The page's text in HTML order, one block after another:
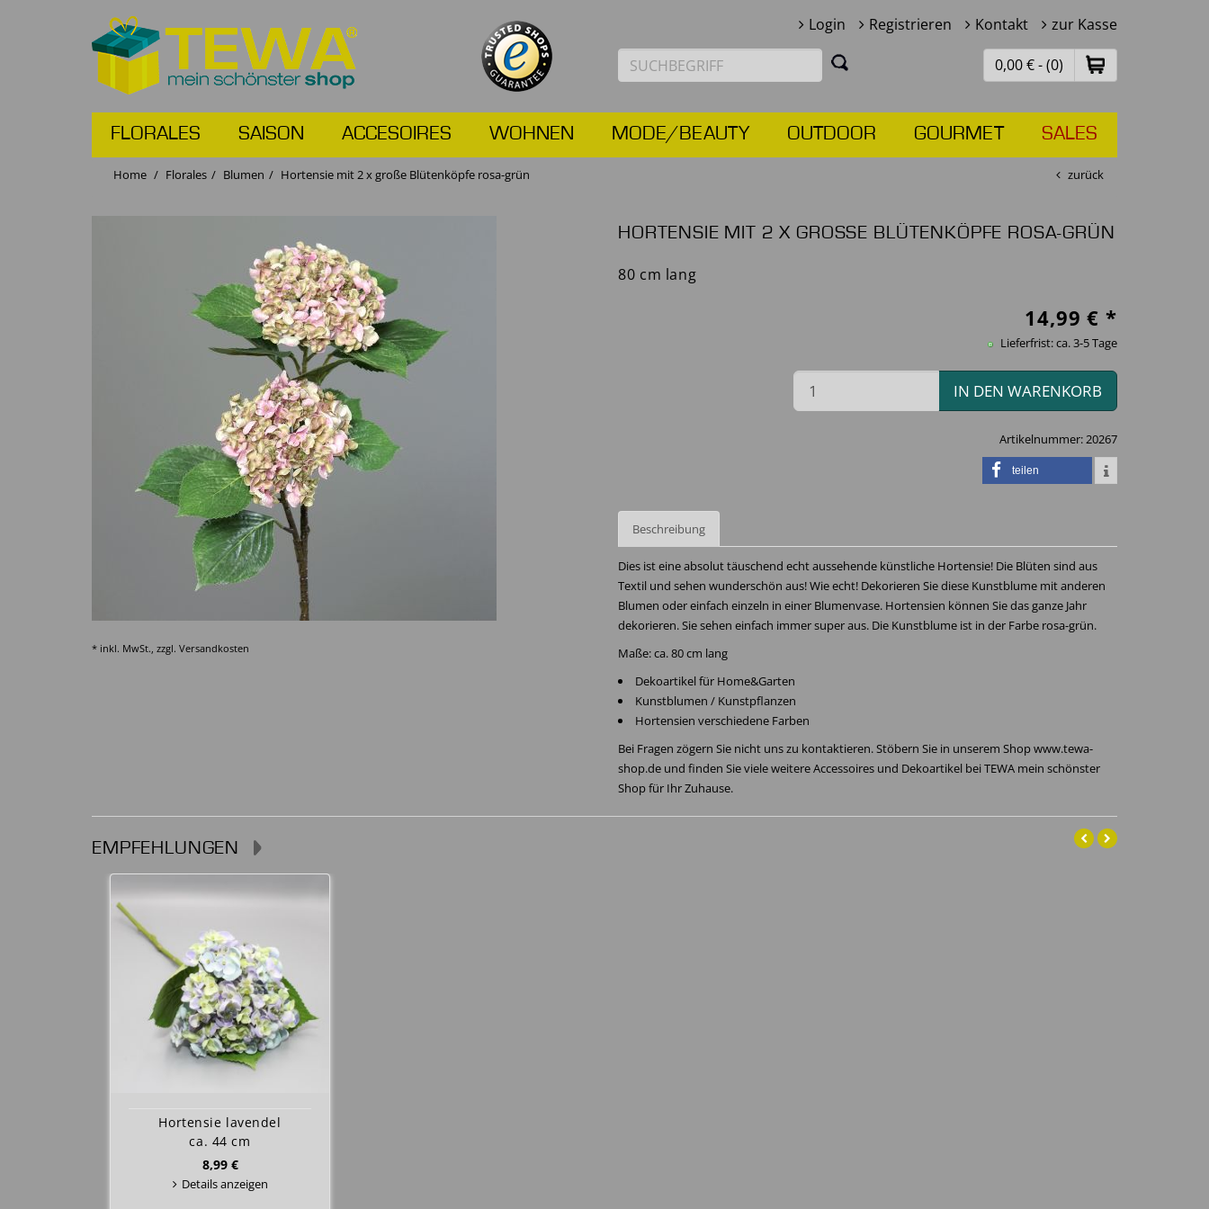
Login Registrieren Kontakt zur Kasse
0,00 € - (0)
FLORALES SAISON ACCESOIRES WOHNEN MODE/BEAUTY OUTDOOR GOURMET SALES
Home Florales Blumen Hortensie mit 2 x große Blütenköpfe rosa-grün zurück
* inkl. MwSt., zzgl. Versandkosten
HORTENSIE MIT 2 X GROSSE BLÜTENKÖPFE ROSA-GRÜN
80 cm lang
14,99 € *
Lieferfrist: ca. 3-5 Tage
IN DEN WARENKORB
Artikelnummer:20267
teilen
Beschreibung
Dies ist eine absolut täuschend echt aussehende künstliche Hortensie! Die Blüten sind aus
Textil und sehen wunderschön aus! Wie echt! Dekorieren Sie diese Kunstblume mit anderen
Blumen oder einfach einzeln in einer Blumenvase. Hortensien können Sie das ganze Jahr
dekorieren. Sie sehen einfach immer super aus. Die Kunstblume ist in der Farbe rosa-grün.
Maße: ca. 80 cm lang
Dekoartikel für Home&Garten
Kunstblumen / Kunstpflanzen
Hortensien verschiedene Farben
Bei Fragen zögern Sie nicht uns zu kontaktieren. Stöbern Sie in unserem Shop www.tewa-
shop.de und finden Sie viele weitere Accessoires und Dekoartikel bei TEWA mein schönster
Shop für Ihr Zuhause.
EMPFEHLUNGEN
Hortensie lavendel
ca. 44 cm
8,99 €
Details anzeigen